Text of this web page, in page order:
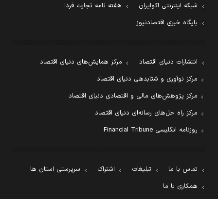
شبکه اینترنتی اکوایران
هفته نامه تجارت فردا
پایگاه خبری اقتصادنیوز
انتشارات دنیای اقتصاد
مرکز همایش‌های دنیای اقتصاد
مرکز نوآوری و شتابدهی دنیای اقتصاد
مرکز پژوهش‌های مالی و اقتصادی دنیای اقتصاد
مرکز راه حل‌های رسانه‌ای دنیای اقتصاد
روزنامه انگلیسی Financial Tribune
تماس با ما تبلیغات اشتراک
سرپرستی استان ها
همکاری با ما